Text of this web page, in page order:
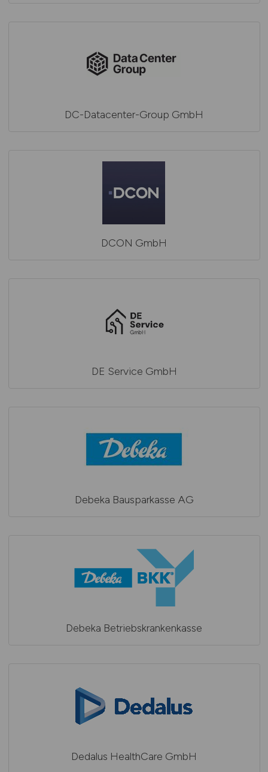
DC-Datacenter-Group GmbH
DCON GmbH
DE Service GmbH
Debeka Bausparkasse AG
Debeka Betriebskrankenkasse
Dedalus HealthCare GmbH